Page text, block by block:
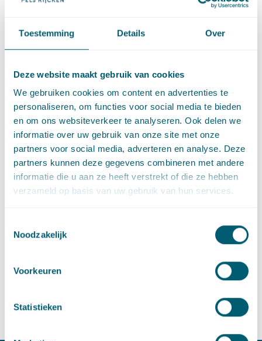
Toestemming Details Over
Deze website maakt gebruik van cookies
We gebruiken cookies om content en advertenties te
personaliseren, om functies voor social media te bieden
en om ons websiteverkeer te analyseren. Ook delen we
informatie over uw gebruik van onze site met onze
partners voor social media, adverteren en analyse. Deze
partners kunnen deze gegevens combineren met andere
informatie die u aan ze heeft verstrekt of die ze hebben
verzameld op basis van uw gebruik van hun services.
Noodzakelijk
Voorkeuren
Statistieken
Litigation and Arbitration
19 maart 2024 · Peter van Kippersluis Raimond Dufour
Ameer Muhammad
Voor het vijfde jaar op rij leveren Peter van Kippersluis, Raimond
Dufour en Ameer Muhammad de Nederlandse bijdrage voor
Lexology Getting The Deal Through (GTDT). Het onderwerp van de
bijdrage is securities litigation in...
Directive (EU) 2020/1828 on representative actions for consumers
mechanism to allow for representative consumer actions (class